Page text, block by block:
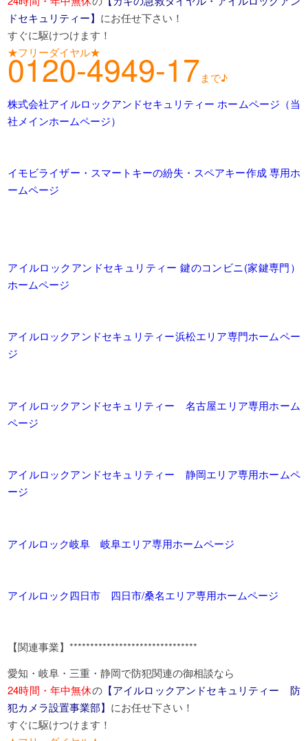
ドセキュリティー】 にお任せ下さい！
すぐに駆けつけます！
★フリーダイヤル★
0120-4949-17まで♪
株式会社アイルロックアンドセキュリティー ホームページ（当
社メインホームページ）
イモビライザー・スマートキーの紛失・スペアキー作成 専用ホ
ームページ
アイルロックアンドセキュリティー 鍵のコンビニ(家鍵専門）
ホームページ
アイルロックアンドセキュリティー浜松エリア専門ホームペー
ジ
アイルロックアンドセキュリティー 名古屋エリア専用ホーム
ページ
アイルロックアンドセキュリティー 静岡エリア専用ホームペ
ージ
アイルロック岐阜 岐阜エリア専用ホームページ
アイルロック四日市 四日市/桑名エリア専用ホームページ
【関連事業】*******************************
愛知・岐阜・三重・静岡で防犯関連の御相談なら
24時間・年中無休の【アイルロックアンドセキュリティー 防
犯カメラ設置事業部】 にお任せ下さい！
すぐに駆けつけます！